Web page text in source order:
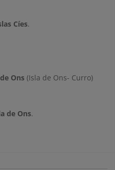
Cíes.
Ons (Isla de Ons- Curro)
de Ons.